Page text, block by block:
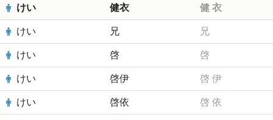
けい 健衣 健 衣
けい 兄 兄
けい 啓 啓
けい 啓伊 啓 伊
けい 啓依 啓 依